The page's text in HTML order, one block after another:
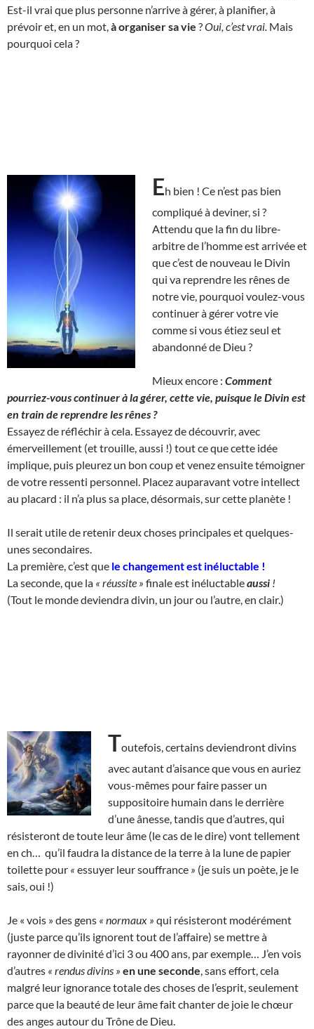
Est-il vrai que plus personne n’arrive à gérer, à planifier, à
prévoir et, en un mot, à organiser sa vie ?Oui, c’est vrai. Mais
pourquoi cela ?
Eh bien ! Ce n’est pas bien
compliqué à deviner, si ?
Attendu que la fin du libre-
arbitre de l’homme est arrivée et
que c’est de nouveau le Divin
qui va reprendre les rênes de
notre vie, pourquoi voulez-vous
continuer à gérer votre vie
comme si vous étiez seul et
abandonné de Dieu ?
Mieux encore : Comment
pourriez-vous continuer à la gérer, cette vie, puisque le Divin est
en train de reprendre les rênes ?
Essayez de réfléchir à cela. Essayez de découvrir, avec
émerveillement (et trouille, aussi !) tout ce que cette idée
implique, puis pleurez un bon coup et venez ensuite témoigner
de votre ressenti personnel. Placez auparavant votre intellect
au placard : il n’a plus sa place, désormais, sur cette planète !
Il serait utile de retenir deux choses principales et quelques-
unes secondaires.
La première, c’est que le changement est inéluctable !
La seconde, que la « réussite » finale est inéluctableaussi !
(Tout le monde deviendra divin, un jour ou l’autre, en clair.)
Toutefois, certains deviendront divins
avec autant d’aisance que vous en auriez
vous-mêmes pour faire passer un
suppositoire humain dans le derrière
d’une ânesse, tandis que d’autres, qui
résisteront de toute leur âme (le cas de le dire) vont tellement
en ch… qu’il faudra la distance de la terre à la lune de papier
toilette pour « essuyer leur souffrance » (je suis un poète, je le
sais, oui !)
Je « vois » des gens « normaux » qui résisteront modérément
(juste parce qu’ils ignorent tout de l’affaire) se mettre à
rayonner de divinité d’ici 3 ou 400 ans, par exemple… J’en vois
d’autres « rendus divins » en une seconde , sans effort, cela
malgré leur ignorance totale des choses de l’esprit, seulement
parce que la beauté de leur âme fait chanter de joie le chœur
des anges autour du Trône de Dieu.